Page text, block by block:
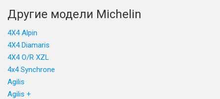
Другие модели Michelin
4X4 Alpin
4X4 Diamaris
4X4 O/R XZL
4x4 Synchrone
Agilis
Agilis +